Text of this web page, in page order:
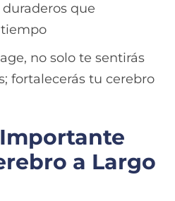
que
no solo te sentirás
fortalecerás tu cerebro
a Largo